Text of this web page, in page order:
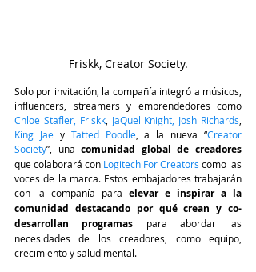
Friskk, Creator Society.
Solo por invitación, la compañía integró a músicos,
Chloe Stafler, Friskk, JaQuel Knight Josh Richards
King Jae y Tatted Poodle, a la nueva “Creator
Society”, una
que colaborará con Logitech For Creators como las
voces de la marca. Estos embajadores trabajarán
con la compañía para elevar e inspirar a la
comunidad destacando por qué crean y co-
desarrollan programas
para abordar las
necesidades de los creadores, como equipo,
crecimiento y salud mental.